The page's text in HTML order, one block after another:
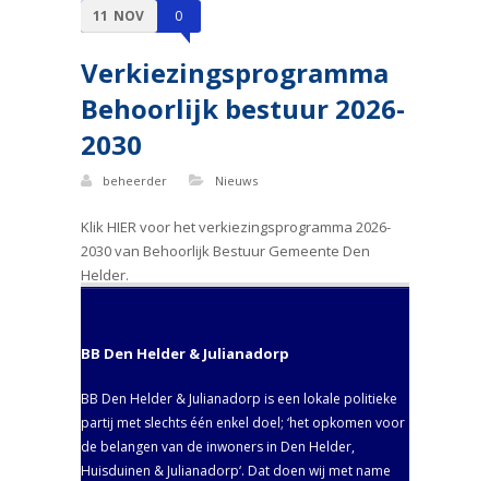
11 NOV 0
Verkiezingsprogramma
Behoorlijk bestuur 2026-
2030
beheerder Nieuws
Klik HIER voor het verkiezingsprogramma 2026-
2030 van Behoorlijk Bestuur Gemeente Den
Helder.
BB Den Helder & Julianadorp
BB Den Helder & Julianadorp is een lokale politieke
partij met slechts één enkel doel; ‘het opkomen voor
de belangen van de inwoners in Den Helder,
Huisduinen & Julianadorp‘. Dat doen wij met name